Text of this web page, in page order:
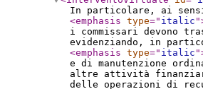
In particolare, ai sensi
<emphasis type=" italic "
i commissari devono
evidenziando, in
<emphasis type=" italic "
e di manutenzione
altre attività
delle operazioni di